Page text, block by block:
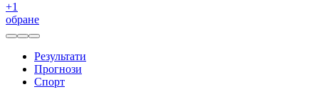
+1
обране
Результати
Прогнози
Спорт